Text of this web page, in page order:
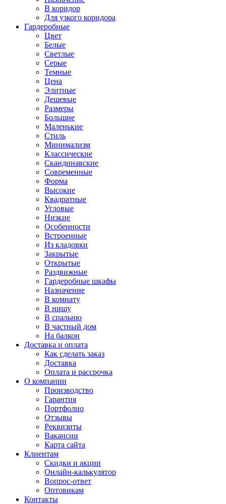
В коридор
Для узкого коридора
Гардеробные
Цвет
Белые
Светлые
Серые
Темные
Цена
Элитные
Дешевые
Размеры
Большие
Маленькие
Стиль
Минимализм
Классические
Скандинавские
Современные
Форма
Высокие
Квадратные
Угловые
Низкие
Особенности
Встроенные
Из кладовки
Закрытые
Открытые
Раздвижные
Гардеробные шкафы
Назначение
В комнату
В нишу
В спальню
В частный дом
На балкон
Доставка и оплата
Как сделать заказ
Доставка
Оплата и рассрочка
О компании
Производство
Гарантия
Портфолио
Отзывы
Реквизиты
Вакансии
Карта сайта
Клиентам
Скидки и акции
Онлайн-калькулятор
Вопрос-ответ
Оптовикам
Контакты